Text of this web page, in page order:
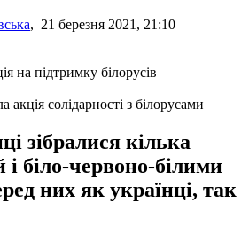
, 21 березня 2021, 21:10
солідарності з білорусами
зібралися кілька
і біло-червоно-білими
них як українці, так